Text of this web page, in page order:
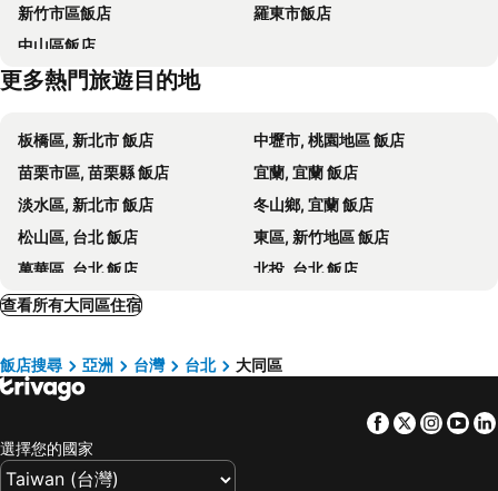
Life Hotel
宜家商旅
Hua Da Hotel- Nanxi
柜富賓王旅店-台北館 Giant Rich King Plaza Hotel
Fuyale Hotel
Ghotel
191 旅店
城市商旅 - 台北南西館
皇家季節酒店台北南西館
台北 191 旅店 - 寧夏館
Fortune Hotel
Holiday Inn Express Taipei Train Station By Ihg
Holiday Inn Express Taipei Train Station by IHG
Guide Hotel Taipei Chongqing
台北迪樂商旅
永安棧
Ximen Airline Hotel
Inhouse Hotel
鉑泊客旅店
Link World Hotel
Meadow Hotel
Datong District
捷運中山站
師大夜市
捷運民權西路站
大安區
貓空
陽明山國家公園
Shihlin Nightmarket
新竹市區飯店
羅東市飯店
中山區飯店
更多熱門旅遊目的地
板橋區, 新北市 飯店
中壢市, 桃園地區 飯店
苗栗市區, 苗栗縣 飯店
宜蘭, 宜蘭 飯店
淡水區, 新北市 飯店
冬山鄉, 宜蘭 飯店
松山區, 台北 飯店
東區, 新竹地區 飯店
萬華區, 台北 飯店
北投, 台北 飯店
大安區, 台北 飯店
大園鄉, 桃園地區 飯店
南港區, 台北 飯店
新店區, 新北市 飯店
三重區, 新北市 飯店
台北市區, 台北 飯店
查看所有大同區住宿
飯店搜尋 亞洲 台灣 台北 大同區
Facebook
Twitter
選擇您的國家